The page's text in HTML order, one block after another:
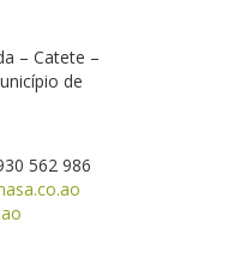
– Catete –
de
562 986